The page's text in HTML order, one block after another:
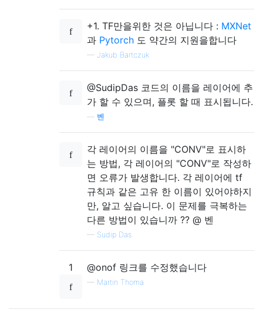
+1. TF만을위한 것은 아닙니다 : MXNet
과 Pytorch 도 약간의 지원을합니다
— Jakub Bartczuk
@SudipDas 코드의 이름을 레이어에 추
가 할 수 있으며, 플롯 할 때 표시됩니다.
벤
각 레이어의 이름을 "CONV"로 표시하
는 방법, 각 레이어의 "CONV"로 작성하
면 오류가 발생합니다. 각 레이어에 tf
규칙과 같은 고유 한 이름이 있어야하지
만, 알고 싶습니다. 이 문제를 극복하는
다른 방법이 있습니까 ?? @ 벤
— Sudip Das
1 @onof 링크를 수정했습니다
— Martin Thoma